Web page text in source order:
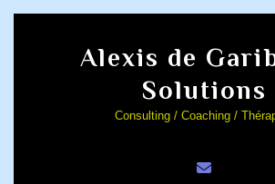
Alexis de
Solutions
Consulting / Coaching /